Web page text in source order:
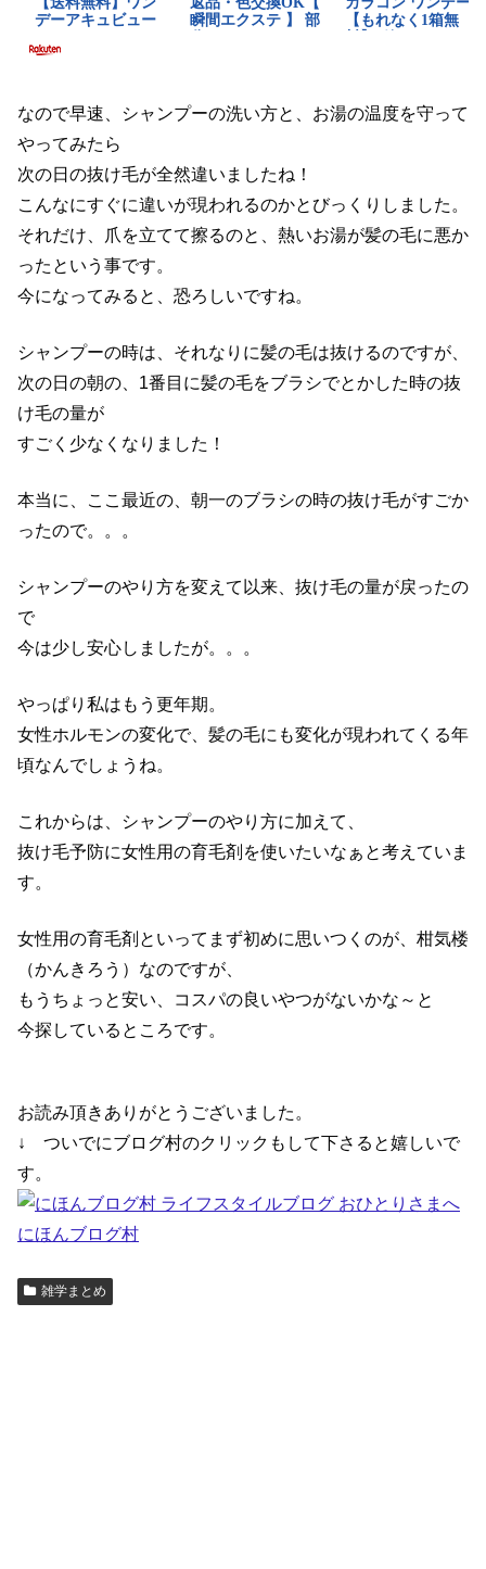
なので早速、シャンプーの洗い方と、お湯の温度を守って
やってみたら
次の日の抜け毛が全然違いましたね！
こんなにすぐに違いが現われるのかとびっくりしました。
それだけ、爪を立てて擦るのと、熱いお湯が髪の毛に悪か
ったという事です。
今になってみると、恐ろしいですね。
シャンプーの時は、それなりに髪の毛は抜けるのですが、
次の日の朝の、1番目に髪の毛をブラシでとかした時の抜
け毛の量が
すごく少なくなりました！
本当に、ここ最近の、朝一のブラシの時の抜け毛がすごか
ったので。。。
シャンプーのやり方を変えて以来、抜け毛の量が戻ったの
で
今は少し安心しましたが。。。
やっぱり私はもう更年期。
女性ホルモンの変化で、髪の毛にも変化が現われてくる年
頃なんでしょうね。
これからは、シャンプーのやり方に加えて、
抜け毛予防に女性用の育毛剤を使いたいなぁと考えていま
す。
女性用の育毛剤といってまず初めに思いつくのが、柑気楼
（かんきろう）なのですが、
もうちょっと安い、コスパの良いやつがないかな～と
今探しているところです。
お読み頂きありがとうございました。
↓ ついでにブログ村のクリックもして下さると嬉しいで
す。
にほんブログ村
雑学まとめ